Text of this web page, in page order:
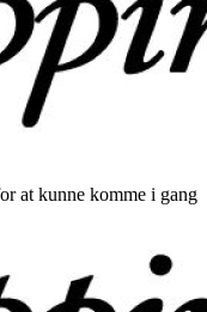
at kunne komme i gang